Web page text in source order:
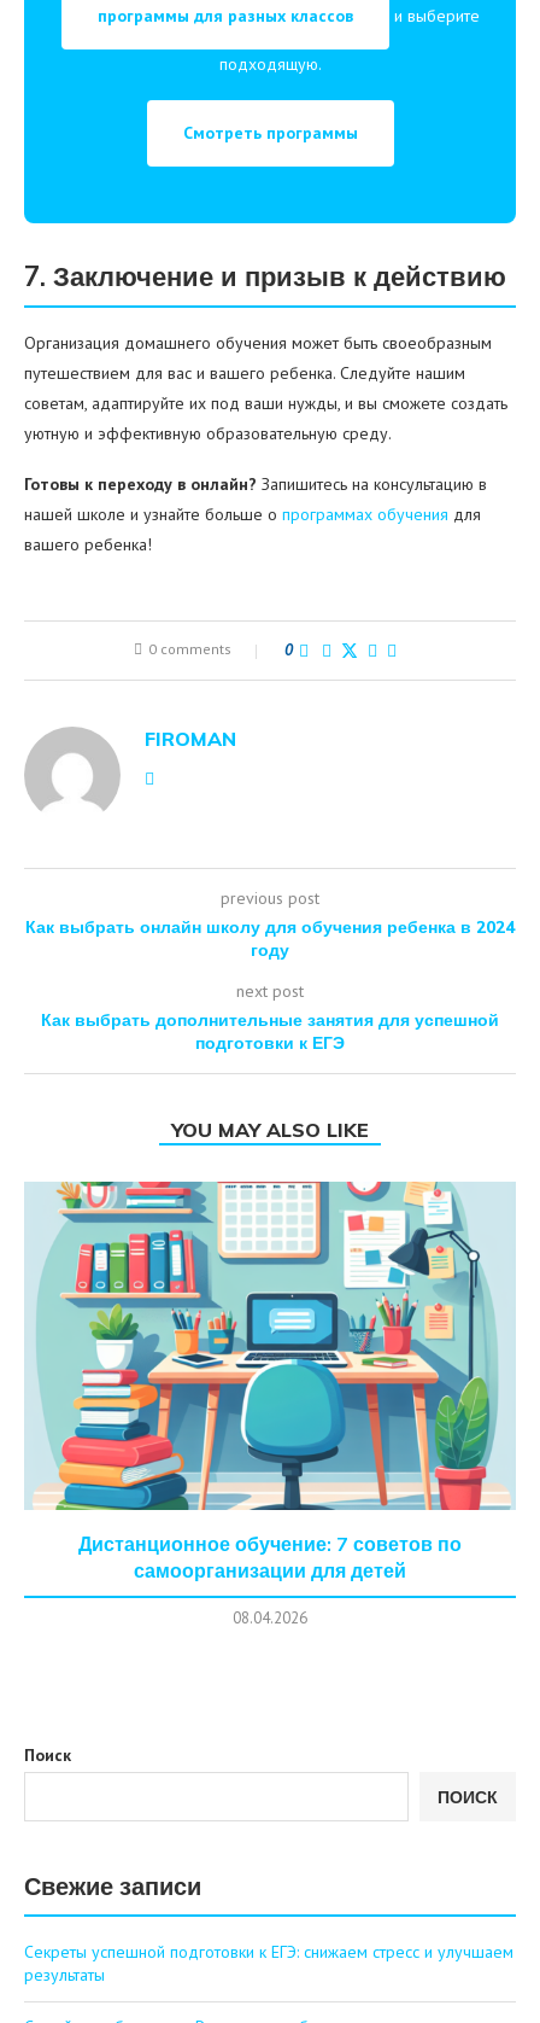
программы для разных классов и выберите
подходящую.
Смотреть программы
7. Заключение и призыв к действию
Организация домашнего обучения может быть своеобразным
путешествием для вас и вашего ребенка. Следуйте нашим
советам, адаптируйте их под ваши нужды, и вы сможете создать
уютную и эффективную образовательную среду.
Готовы к переходу в онлайн? Запишитесь на консультацию в
нашей школе и узнайте больше о программах обучения для
вашего ребенка!
0 comments 0
FIROMAN
previous post
Как выбрать онлайн школу для обучения ребенка в 2024
году
next post
Как выбрать дополнительные занятия для успешной
подготовки к ЕГЭ
YOU MAY ALSO LIKE
Дистанционное обучение: 7 советов по
самоорганизации для детей
08.04.2026
Поиск
ПОИСК
Свежие записи
Секреты успешной подготовки к ЕГЭ: снижаем стресс и улучшаем
результаты